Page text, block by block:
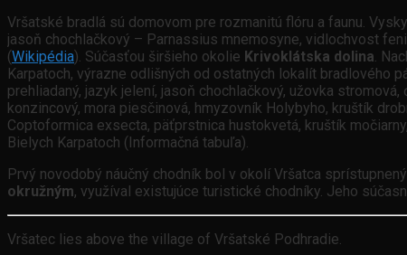
Vršatské bradlá sú domovom pre rozmanitú flóru a faunu.
jasoň chochlačkový – Parnassius mnemosyne, vidlochvost
(Wikipédia). Súčasťou širšieho okolie Krivoklátska dolina.
Karpatoch, výrazne odlišných od ostatných lokalít bradlového
prehliadaný, jazyk jelení, jasoň chochlačkový, užovka
konzincový, mora piesčinová, hmyzovník Holybyho, kruštík
Coptoformica exsecta, päťprstnica hustokvetá, kruštík
Bielych Karpatoch (Informačná tabuľa).
Prvý novodobý náučný chodník bol v okolí Vršatca
okružným, využíval existujúce turistické chodníky. Jeho
Vršatec lies above the village of Vršatské Podhradie.